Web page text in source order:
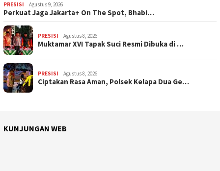
PRESISI Agustus 9, 2026
Perkuat Jaga Jakarta+ On The Spot, Bhabi…
PRESISI Agustus 8, 2026
Muktamar XVI Tapak Suci Resmi Dibuka di …
PRESISI Agustus 8, 2026
Ciptakan Rasa Aman, Polsek Kelapa Dua Ge…
KUNJUNGAN WEB